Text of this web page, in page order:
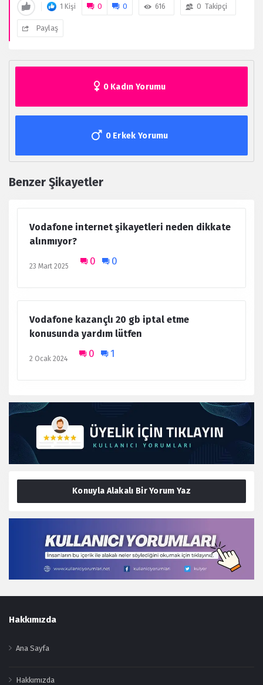
1 Kişi 0 0 616 0 Takipçi
Paylaş
0 Kadın Yorumu
0 Erkek Yorumu
Benzer Şikayetler
Vodafone internet şikayetleri neden dikkate
alınmıyor?
23 Mart 2025 0 0
Vodafone kazançlı 20 gb iptal etme
konusunda yardım lütfen
2 Ocak 2024 0 1
Konuyla Alakalı Bir Yorum Yaz
Footer
Hakkımızda
Ana Sayfa
Hakkımızda